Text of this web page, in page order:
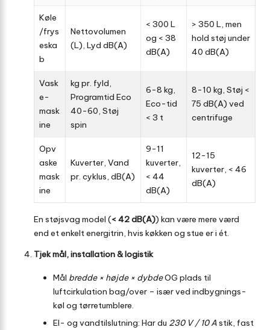
Køle
/frys
eska
b
Netto­volumen
(L), Lyd dB(A)
< 300 L
og < 38
dB(A)
> 350 L, men
hold støj under
40 dB(A)
Vask
e­
mask
ine
kg pr. fyld,
Programtid Eco
40-60, Støj
spin
6-8 kg,
Eco-tid
< 3 t
8-10 kg, Støj <
75 dB(A) ved
centrifuge
Opv
aske
mask
ine
Kuverter, Vand
pr. cyklus, dB(A)
9-11
kuverter,
< 44
dB(A)
12-15
kuverter, < 46
dB(A)
En støjsvag model (< 42 dB(A)) kan være mere værd
end et enkelt energitrin, hvis køkken og stue er i ét.
Tjek mål, installation & logistik
Mål bredde × højde × dybdeOG plads til
luftcirkulation bag/over – især ved indbygnings-
køl og tørretumblere.
El- og vand­tilslutning: Har du 230 V / 10 Astik, fast